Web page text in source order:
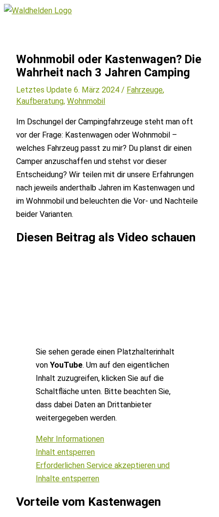
Zum
Wohnmobil oder Kastenwagen? Die
Wahrheit nach 3 Jahren Camping
Letztes Update 6. März 2024 / Fahrzeuge,
Kaufberatung,Wohnmobil
Im Dschungel der Campingfahrzeuge steht man oft
vor der Frage: Kastenwagen oder Wohnmobil –
welches Fahrzeug passt zu mir? Du planst dir einen
Camper anzuschaffen und stehst vor dieser
Entscheidung? Wir teilen mit dir unsere Erfahrungen
nach jeweils anderthalb Jahren im Kastenwagen und
im Wohnmobil und beleuchten die Vor- und Nachteile
beider Varianten.
Diesen Beitrag als Video schauen
Sie sehen gerade einen Platzhalterinhalt
vonYouTube. Um auf den eigentlichen
Inhalt zuzugreifen, klicken Sie auf die
Schaltfläche unten. Bitte beachten Sie,
dass dabei Daten an Drittanbieter
weitergegeben werden.
Mehr Informationen
Inhalt entsperren
Erforderlichen Service akzeptieren und
Inhalte entsperren
Vorteile vom Kastenwagen